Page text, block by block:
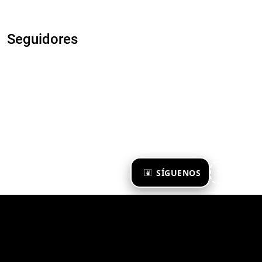
SÍGUENOS
Seguidores